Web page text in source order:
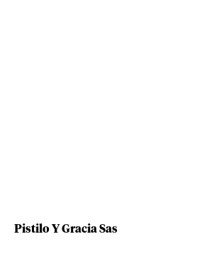
Pistilo Y Gracia Sas